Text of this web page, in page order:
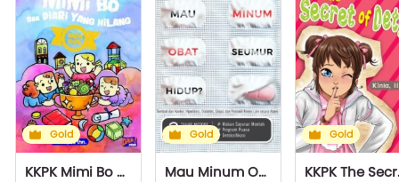
Gold
KKPK Mimi Bo Dan Diari Yang Hilang
Gold
Mau Minum Obat Seumur Hidup
Gold